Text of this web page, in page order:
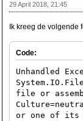
29 April 2018, 21:45
Ik kreeg de volgende
Code:
Unhandled
file or
or one of its